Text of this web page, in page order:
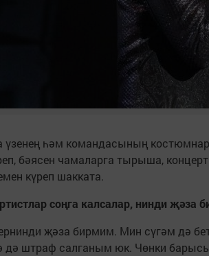
һәм командасының
бәясен чамаларга тырыша,
күреп шакката.
соңга калсалар, нинди
җәза бирмим. Мин сүгәм дә
дә штраф салганым юк. Чөнки